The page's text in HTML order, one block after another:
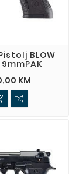
BLOW
9mmPAK
KM